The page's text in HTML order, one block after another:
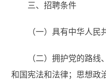
三、招聘条件
（一）具有中华人民
（二）拥护党的路
和国宪法和法律；思想政